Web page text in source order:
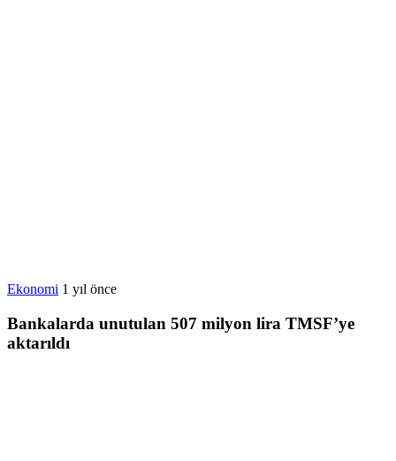
Ekonomi 1 yıl önce
Bankalarda unutulan 507 milyon lira TMSF’ye
aktarıldı